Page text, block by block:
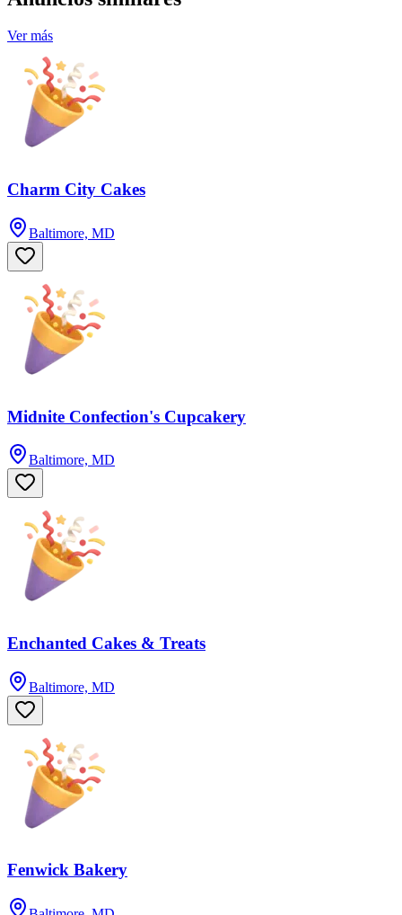
Ver más
Charm City Cakes
Baltimore, MD
Midnite Confection's Cupcakery
Baltimore, MD
Enchanted Cakes & Treats
Baltimore, MD
Fenwick Bakery